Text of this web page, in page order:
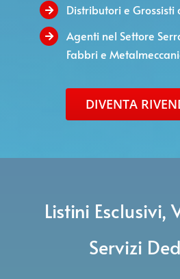
Distributori e
Agenti nel Settore
Fabbri e
DIVENTA
Listini Esclusivi,
Servizi